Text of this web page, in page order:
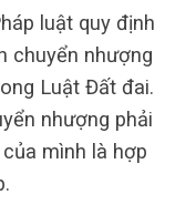
luật quy định
chuyển nhượng
Luật Đất đai.
nhượng phải
mình là hợp